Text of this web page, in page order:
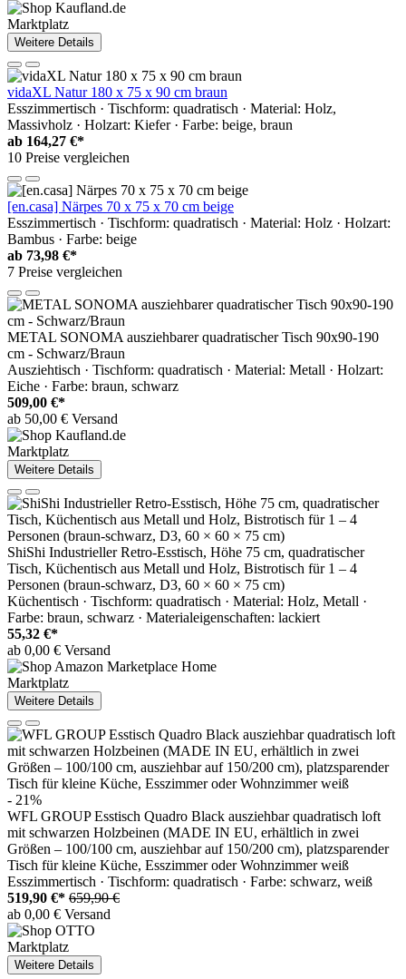
Marktplatz
Weitere Details
vidaXL Natur 180 x 75 x 90 cm braun
Esszimmertisch · Tischform: quadratisch · Material: Holz,
Massivholz · Holzart: Kiefer · Farbe: beige, braun
ab 164,27 €*
10 Preise vergleichen
[en.casa] Närpes 70 x 75 x 70 cm beige
Esszimmertisch · Tischform: quadratisch · Material: Holz · Holzart:
Bambus · Farbe: beige
ab 73,98 €*
7 Preise vergleichen
METAL SONOMA ausziehbarer quadratischer Tisch 90x90-190
cm - Schwarz/Braun
Ausziehtisch · Tischform: quadratisch · Material: Metall · Holzart:
Eiche · Farbe: braun, schwarz
509,00 €*
ab 50,00 € Versand
Marktplatz
Weitere Details
ShiShi Industrieller Retro-Esstisch, Höhe 75 cm, quadratischer
Tisch, Küchentisch aus Metall und Holz, Bistrotisch für 1 – 4
Personen (braun-schwarz, D3, 60 × 60 × 75 cm)
Küchentisch · Tischform: quadratisch · Material: Holz, Metall ·
Farbe: braun, schwarz · Materialeigenschaften: lackiert
55,32 €*
ab 0,00 € Versand
Marktplatz
Weitere Details
- 21%
WFL GROUP Esstisch Quadro Black ausziehbar quadratisch loft
mit schwarzen Holzbeinen (MADE IN EU, erhältlich in zwei
Größen – 100/100 cm, ausziehbar auf 150/200 cm), platzsparender
Tisch für kleine Küche, Esszimmer oder Wohnzimmer weiß
Esszimmertisch · Tischform: quadratisch · Farbe: schwarz, weiß
519,90 €* 659,90 €
ab 0,00 € Versand
Marktplatz
Weitere Details